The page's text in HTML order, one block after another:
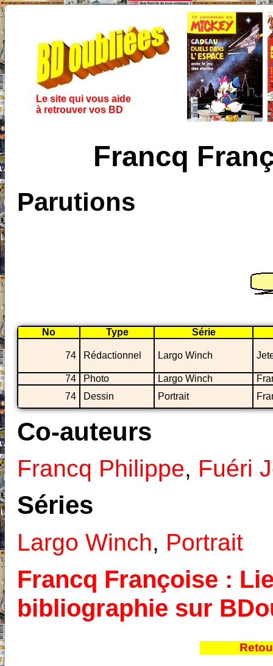
Le site qui vous aide
à retrouver vos BD
Francq
Parutions
No Type Série
74 Rédactionnel Largo Winch
74 Photo Largo Winch
74
Dessin Portrait
Co-auteurs
Francq Philippe, Fuéri
Séries
Largo Winch, Portrait
Francq Françoise :
bibliographie sur